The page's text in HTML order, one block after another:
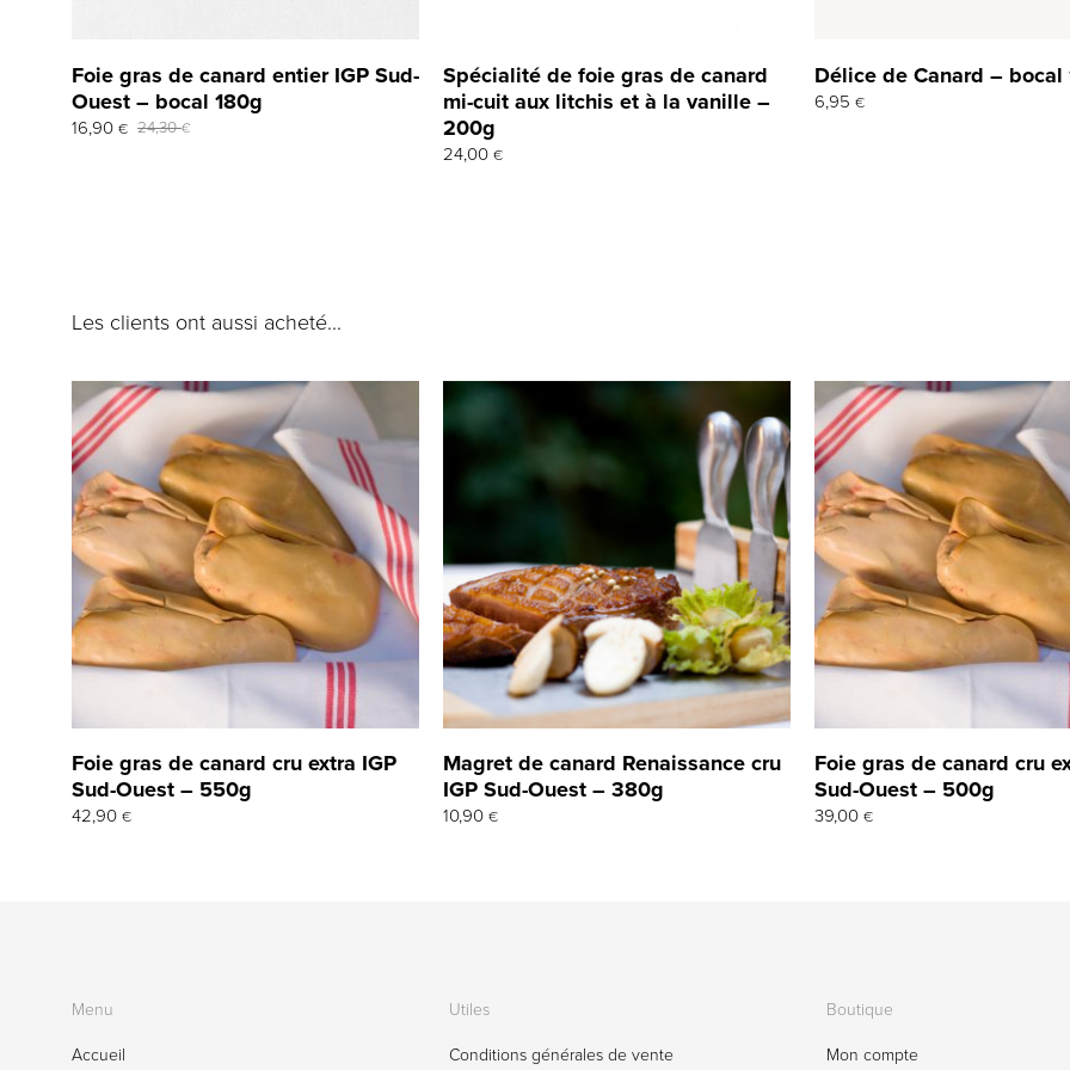
Foie gras de canard entier IGP Sud-
Ouest – bocal 180g
24,30€
Le
16,90 €
Le
Spécialité de foie gras de canard
mi-cuit aux litchis et à la vanille –
200g
24,00 €
Délice de Canard – bocal
6,95 €
Les clients ont aussi acheté...
Foie gras de canard cru extra IGP
Sud-Ouest – 550g
42,90 €
Magret de canard Renaissance cru
IGP Sud-Ouest – 380g
10,90 €
Foie gras de canard cru
Sud-Ouest – 500g
39,00 €
Menu
Accueil
Utiles
Conditions générales de vente
Boutique
Mon compte